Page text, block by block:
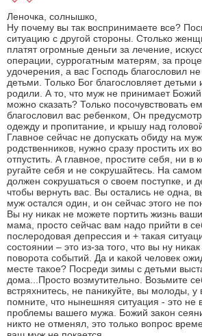
Леночка, солнышко,
Ну почему вы так воспринимаете все?
ситуацию с другой стороны. Столько
платят огромные деньги за лечение,
операции, суррогатным матерям, за
удочерения, а вас Господь благословил
детьми. Только Бог благословляет
родили. А то, что муж не принимает
можно сказать? Только посочувствовать
благословил вас ребенком, Он
одежду и пропитание, и крышу над
Главное сейчас не допускать обиду на
родственников, нужно сразу простить их
отпустить. А главное, простите себя, ни в
ругайте себя и не сокрушайтесь. На
должен сокрушаться о своем поступке, и
чтобы вернуть вас. Вы остались не одна,
муж остался один, и он сейчас этого не
Вы ну никак не можете портить жизнь
мама, просто сейчас вам надо прийти в
послеродовая депрессия и + такая
состоянии – это из-за того, что вы ну
поворота событий. Да и какой человек
месте такое? Посреди зимы с детьми
дома...Просто возмутительно. Возьмите
встряхнитесь, не паникуйте, вы молоды, у
помните, что нынешняя ситуация - это не
проблемы вашего мужа. Божий закон
никто не отменял, это только вопрос